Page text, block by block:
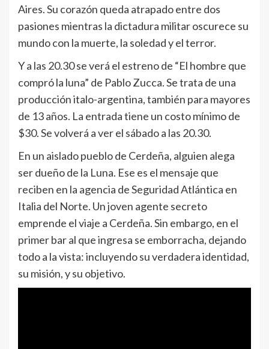
Aires. Su corazón queda atrapado entre dos
pasiones mientras la dictadura militar oscurece su
mundo con la muerte, la soledad y el terror.
Y a las 20.30 se verá el estreno de “El hombre que
compró la luna” de Pablo Zucca. Se trata de una
producción italo-argentina, también para mayores
de 13 años. La entrada tiene un costo mínimo de
$30. Se volverá a ver el sábado a las 20.30.
En un aislado pueblo de Cerdeña, alguien alega
ser dueño de la Luna. Ese es el mensaje que
reciben en la agencia de Seguridad Atlántica en
Italia del Norte. Un joven agente secreto
emprende el viaje a Cerdeña. Sin embargo, en el
primer bar al que ingresa se emborracha, dejando
todo a la vista: incluyendo su verdadera identidad,
su misión, y su objetivo.